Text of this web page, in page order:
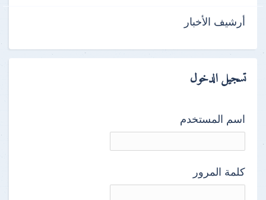
أرشيف الأخبار
تسجيل الدخول
اسم المستخدم
كلمة المرور